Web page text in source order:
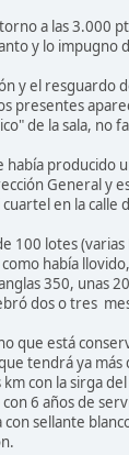
a las 3.000
y lo impugno
y el resguardo
presentes
de la sala, no
había
General y
en la calle
lotes
había
350, unas
dos o tres
que está
tendrá ya
con la sirga
6 años de
sellante